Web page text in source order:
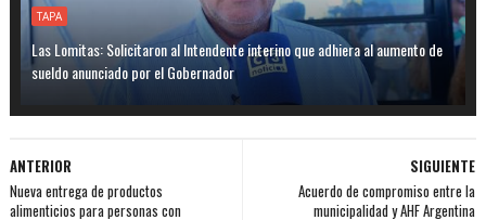
TAPA
Las Lomitas: Solicitaron al Intendente interino que adhiera al aumento de
sueldo anunciado por el Gobernador
SIGUIENTE
Acuerdo de compromiso entre la
municipalidad y AHF Argentina
ANTERIOR
Nueva entrega de productos
alimenticios para personas con